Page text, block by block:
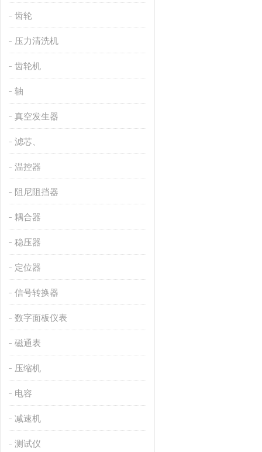
齿轮
压力清洗机
齿轮机
轴
真空发生器
滤芯、
温控器
阻尼阻挡器
耦合器
稳压器
定位器
信号转换器
数字面板仪表
磁通表
压缩机
电容
减速机
测试仪